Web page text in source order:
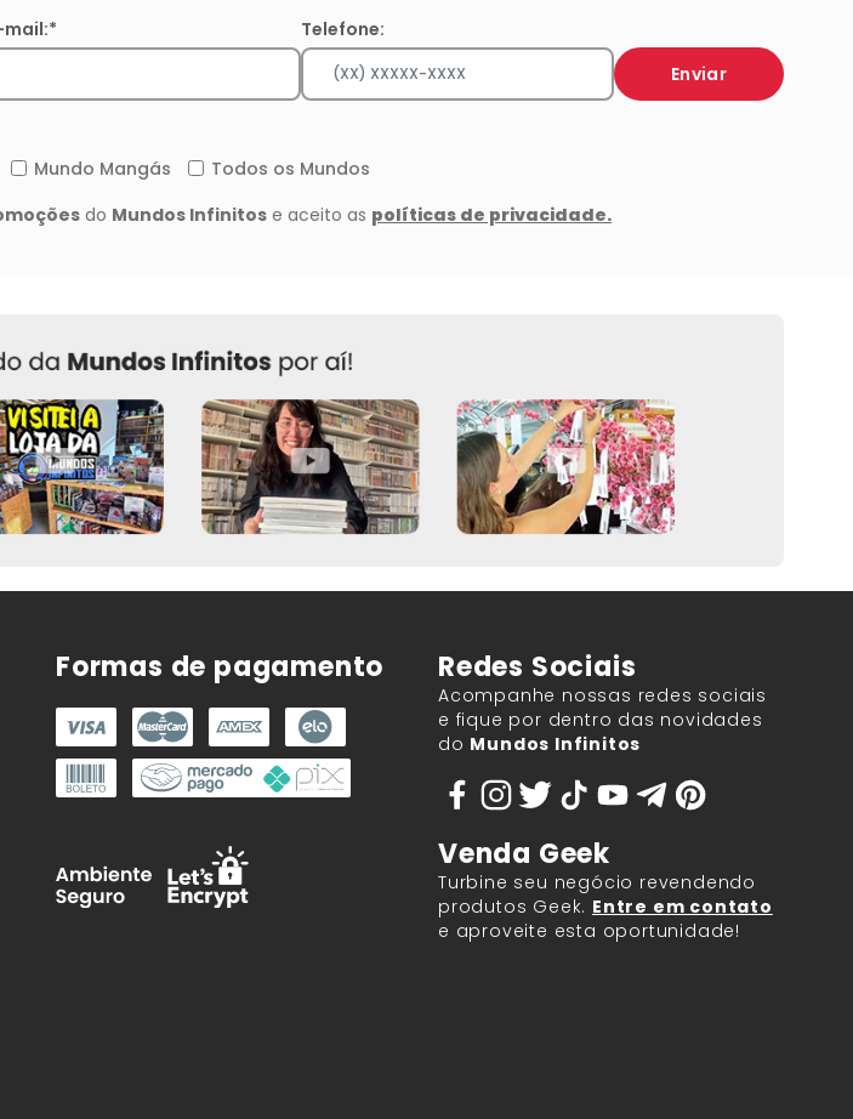
Formas de pagamento Redes Sociais
Acompanhe nossas redes sociais
e fique por dentro das novidades
do Mundos Infinitos
Venda Geek
Turbine seu negócio revendendo
produtos Geek. Entre em contato
e aproveite esta oportunidade!